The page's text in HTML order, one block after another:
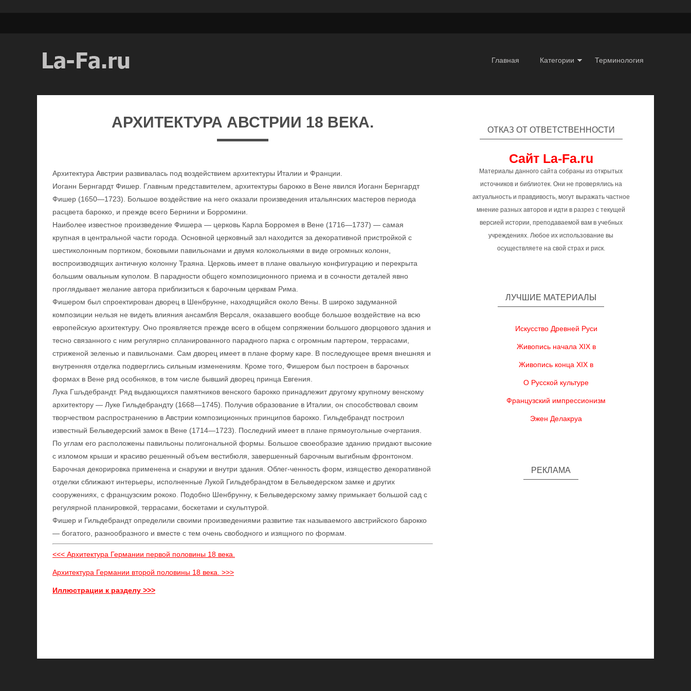
Главная Категории Терминология
АРХИТЕКТУРА АВСТРИИ 18 ВЕКА.
Архитектура Австрии развивалась под воздействием архитектуры Италии и Франции.
Иоганн Бернгардт Фишер. Главным представителем, архитектуры барокко в Вене явился Иоганн Бернгардт
Фишер (1650—1723). Большое воздействие на него оказали произведения итальянских мастеров периода
расцвета барокко, и прежде всего Бернини и Борромини.
Наиболее известное произведение Фишера — церковь Карла Борромея в Вене (1716—1737) — самая
крупная в центральной части города. Основной церковный зал находится за декоративной пристройкой с
шестиколонным портиком, боковыми павильонами и двумя колокольнями в виде огромных колонн,
воспроизводящих античную колонну Траяна. Церковь имеет в плане овальную конфигурацию и перекрыта
большим овальным куполом. В парадности общего композиционного приема и в сочности деталей явно
проглядывает желание автора приблизиться к барочным церквам Рима.
Фишером был спроектирован дворец в Шенбрунне, находящийся около Вены. В широко задуманной
композиции нельзя не видеть влияния ансамбля Версаля, оказавшего вообще большое воздействие на всю
европейскую архитектуру. Оно проявляется прежде всего в общем сопряжении большого дворцового здания и
тесно связанного с ним регулярно спланированного парадного парка с огромным партером, террасами,
стриженой зеленью и павильонами. Сам дворец имеет в плане форму каре. В последующее время внешняя и
внутренняя отделка подверглись сильным изменениям. Кроме того, Фишером был построен в барочных
формах в Вене ряд особняков, в том числе бывший дворец принца Евгения.
Лука Гшъдебрандт. Ряд выдающихся памятников венского барокко принадлежит другому крупному венскому
архитектору — Луке Гильдебрандту (1668—1745). Получив образование в Италии, он способствовал своим
творчеством распространению в Австрии композиционных принципов барокко. Гильдебрандт построил
известный Бельведерский замок в Вене (1714—1723). Последний имеет в плане прямоугольные очертания.
По углам его расположены павильоны полигональной формы. Большое своеобразие зданию придают высокие
с изломом крыши и красиво решенный объем вестибюля, завершенный барочным выгибным фронтоном.
Барочная декорировка применена и снаружи и внутри здания. Облег-ченность форм, изящество декоративной
отделки сближают интерьеры, исполненные Лукой Гильдебрандтом в Бельведерском замке и других
сооружениях, с французским рококо. Подобно Шенбрунну, к Бельведерскому замку примыкает большой сад с
регулярной планировкой, террасами, боскетами и скульптурой.
Фишер и Гильдебрандт определили своими произведениями развитие так называемого австрийского барокко
— богатого, разнообразного и вместе с тем очень свободного и изящного по формам.
<<< Архитектура Германии первой половины 18 века.
Архитектура Германии второй половины 18 века. >>>
Иллюстрации к разделу >>>
ОТКАЗ ОТ ОТВЕТСТВЕННОСТИ
Сайт La-Fa.ru
Материалы данного сайта собраны из открытых
источников и библиотек. Они не проверялись на
актуальность и правдивость, могут выражать частное
мнение разных авторов и идти в разрез с текущей
версией истории, преподаваемой вам в учебных
учреждениях. Любое их использование вы
осуществляете на свой страх и риск.
ЛУЧШИЕ МАТЕРИАЛЫ
Искусство Древней Руси
Живопись начала XIX в
Живопись конца XIX в
О Русской культуре
Французский импрессионизм
Эжен Делакруа
РЕКЛАМА